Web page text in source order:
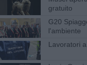
gratuito
G20
l'ambiente
Lavoratori